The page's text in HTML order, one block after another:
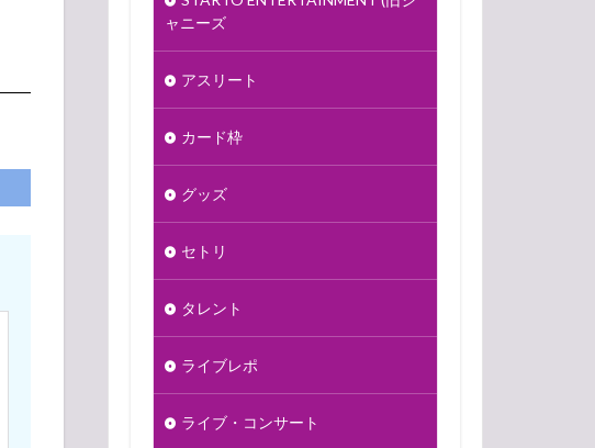
ャニーズ
アスリート
カード枠
グッズ
セトリ
タレント
ライブレポ
ライブ・コンサート